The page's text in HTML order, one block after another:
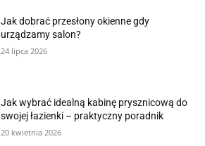
Jak dobrać przesłony okienne gdy
urządzamy salon?
24 lipca 2026
Jak wybrać idealną kabinę prysznicową do
swojej łazienki – praktyczny poradnik
20 kwietnia 2026